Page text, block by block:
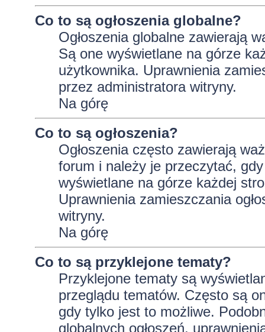
Co to są ogłoszenia globalne?
Ogłoszenia globalne zawierają
Są one wyświetlane na górze
użytkownika. Uprawnienia
przez administratora witryny.
Na górę
Co to są ogłoszenia?
Ogłoszenia często zawierają
forum i należy je przeczytać,
wyświetlane na górze każdej
Uprawnienia zamieszczania
witryny.
Na górę
Co to są przyklejone tematy?
Przyklejone tematy są
przeglądu tematów. Często są
gdy tylko jest to możliwe.
globalnych ogłoszeń,